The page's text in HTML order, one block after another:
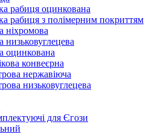
рабиця оцинкована
рабиця з полімерним покриттям
ніхромова
низьковуглецева
оцинкована
конвеєрна
нержавіюча
низьковуглецева
для Єгози